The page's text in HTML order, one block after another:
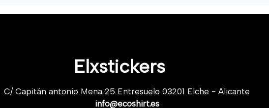
Elxstickers
C/ Capitán antonio Mena 25 Entresuelo 03201 Elche - Alicante
info@ecoshirt.es